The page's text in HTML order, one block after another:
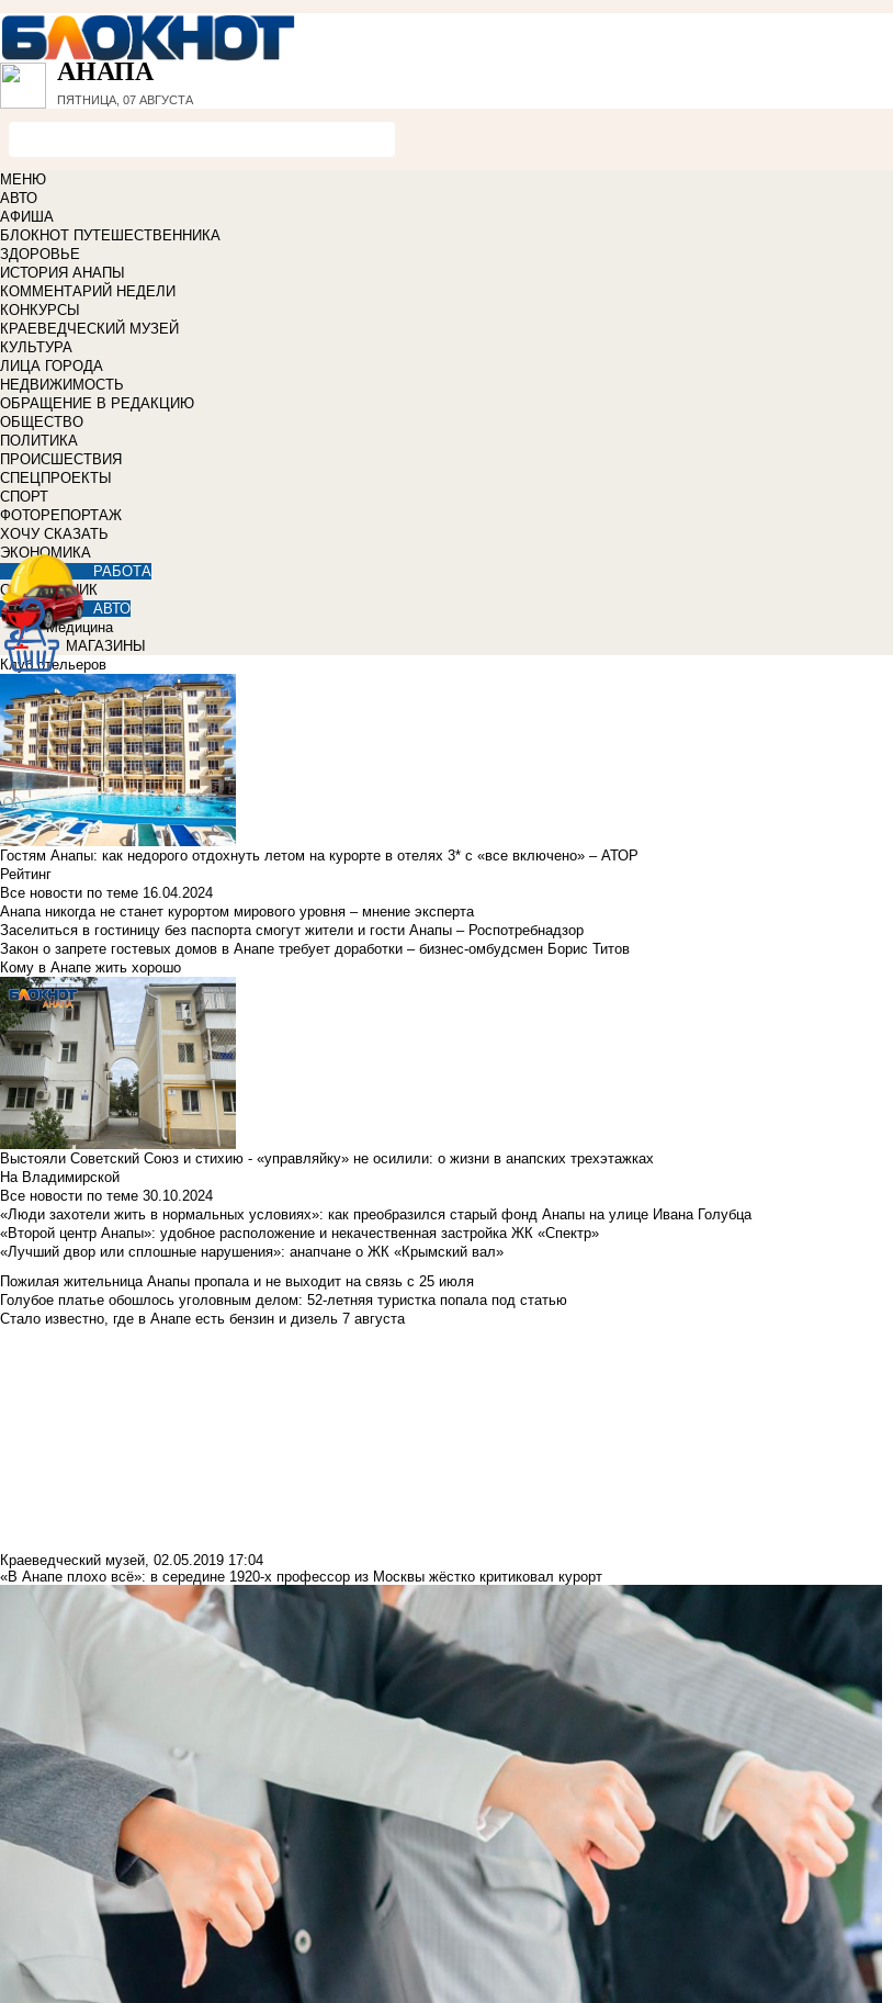
АНАПА
ПЯТНИЦА, 07 АВГУСТА
МЕНЮ
АВТО
АФИША
БЛОКНОТ ПУТЕШЕСТВЕННИКА
ЗДОРОВЬЕ
ИСТОРИЯ АНАПЫ
КОММЕНТАРИЙ НЕДЕЛИ
КОНКУРСЫ
КРАЕВЕДЧЕСКИЙ МУЗЕЙ
КУЛЬТУРА
ЛИЦА ГОРОДА
НЕДВИЖИМОСТЬ
ОБРАЩЕНИЕ В РЕДАКЦИЮ
ОБЩЕСТВО
ПОЛИТИКА
ПРОИСШЕСТВИЯ
СПЕЦПРОЕКТЫ
СПОРТ
ФОТОРЕПОРТАЖ
ХОЧУ СКАЗАТЬ
ЭКОНОМИКА
РАБОТА
СПРАВОЧНИК
АВТО
Медицина
МАГАЗИНЫ
Клуб отельеров
Гостям Анапы: как недорого отдохнуть летом на курорте в отелях 3* с «все включено» – АТОР
Рейтинг
Все новости по теме 16.04.2024
Анапа никогда не станет курортом мирового уровня – мнение эксперта
Заселиться в гостиницу без паспорта смогут жители и гости Анапы – Роспотребнадзор
Закон о запрете гостевых домов в Анапе требует доработки – бизнес-омбудсмен Борис Титов
Кому в Анапе жить хорошо
Выстояли Советский Союз и стихию - «управляйку» не осилили: о жизни в анапских трехэтажках
На Владимирской
Все новости по теме 30.10.2024
«Люди захотели жить в нормальных условиях»: как преобразился старый фонд Анапы на улице Ивана Голубца
«Второй центр Анапы»: удобное расположение и некачественная застройка ЖК «Спектр»
«Лучший двор или сплошные нарушения»: анапчане о ЖК «Крымский вал»
Пожилая жительница Анапы пропала и не выходит на связь с 25 июля
Голубое платье обошлось уголовным делом: 52-летняя туристка попала под статью
Стало известно, где в Анапе есть бензин и дизель 7 августа
Краеведческий музей, 02.05.2019 17:04
«В Анапе плохо всё»: в середине 1920-х профессор из Москвы жёстко критиковал курорт